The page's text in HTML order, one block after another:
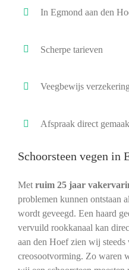
In Egmond aan den
Scherpe tarieven
Veegbewijs
Afspraak direct
Schoorsteen vegen in
Met ruim 25 jaar
problemen kunnen ontstaan
wordt geveegd. Een haard
vervuild rookkanaal kan
aan den Hoef zien wij
creosootvorming. Zo waren